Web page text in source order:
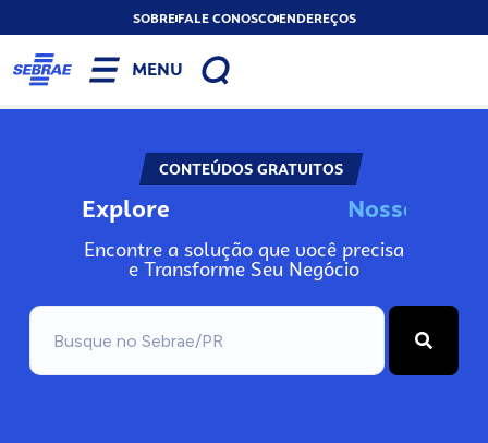
SOBREFALE CONOSCOENDEREÇOS
MENU
CONTEÚDOS GRATUITOS
Explore No
Encontre a solução que você precisa
e Transforme Seu Negócio